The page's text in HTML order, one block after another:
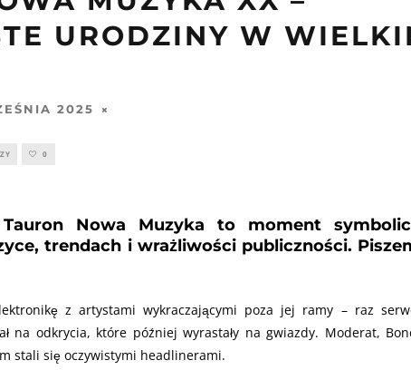
URODZINY W
2025
0
Nowa Muzyka to moment
trendach i wrażliwości publiczności.
z artystami wykraczającymi poza jej ramy – raz
na odkrycia, które później wyrastały na gwiazdy. Moderat,
stali się oczywistymi headlinerami.